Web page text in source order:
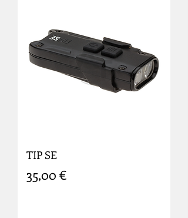
TIP SE
Prix
35,00 €